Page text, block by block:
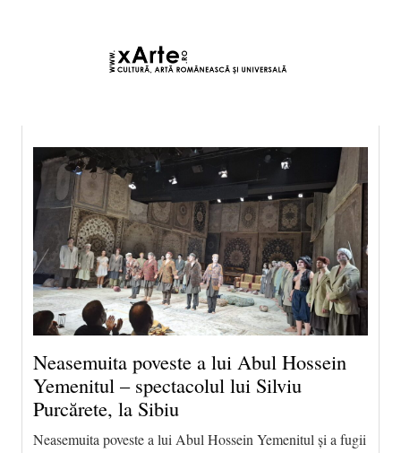
Neasemuita poveste a lui Abul Hossein
Yemenitul – spectacolul lui Silviu
Purcărete, la Sibiu
Neasemuita poveste a lui Abul Hossein Yemenitul și a fugii